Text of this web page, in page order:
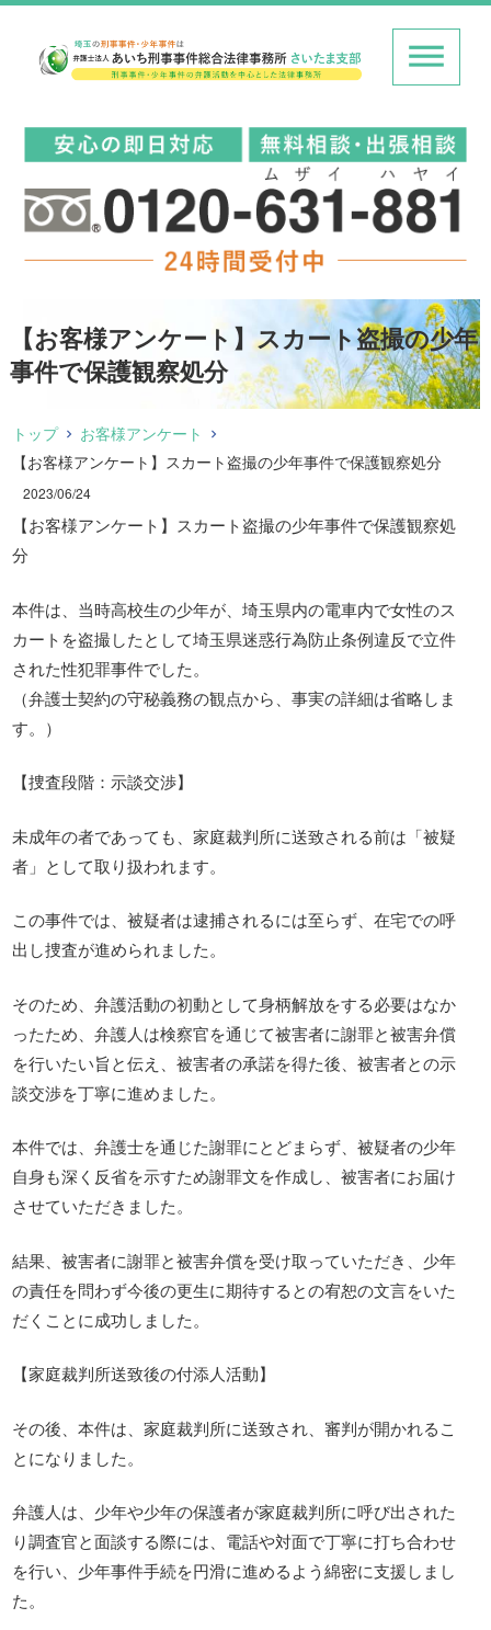
【お客様アンケート】スカート盗撮の少年
事件で保護観察処分
トップ
お客様アンケート
【お客様アンケート】スカート盗撮の少年事件で保護観察処分
2023/06/24
【お客様アンケート】スカート盗撮の少年事件で保護観察処
分
本件は、当時高校生の少年が、埼玉県内の電車内で女性のス
カートを盗撮したとして埼玉県迷惑行為防止条例違反で立件
された性犯罪事件でした。
（弁護士契約の守秘義務の観点から、事実の詳細は省略しま
す。）
【捜査段階：示談交渉】
未成年の者であっても、家庭裁判所に送致される前は「被疑
者」として取り扱われます。
この事件では、被疑者は逮捕されるには至らず、在宅での呼
出し捜査が進められました。
そのため、弁護活動の初動として身柄解放をする必要はなか
ったため、弁護人は検察官を通じて被害者に謝罪と被害弁償
を行いたい旨と伝え、被害者の承諾を得た後、被害者との示
談交渉を丁寧に進めました。
本件では、弁護士を通じた謝罪にとどまらず、被疑者の少年
自身も深く反省を示すため謝罪文を作成し、被害者にお届け
させていただきました。
結果、被害者に謝罪と被害弁償を受け取っていただき、少年
の責任を問わず今後の更生に期待するとの宥恕の文言をいた
だくことに成功しました。
【家庭裁判所送致後の付添人活動】
その後、本件は、家庭裁判所に送致され、審判が開かれるこ
とになりました。
弁護人は、少年や少年の保護者が家庭裁判所に呼び出された
り調査官と面談する際には、電話や対面で丁寧に打ち合わせ
を行い、少年事件手続を円滑に進めるよう綿密に支援しまし
た。